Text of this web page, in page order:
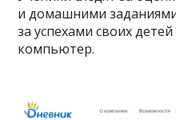
и домашними
за успехами своих
компьютер.